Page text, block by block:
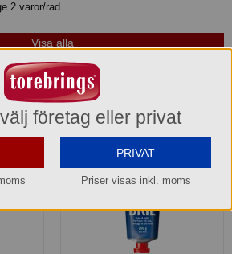
2 varor/rad
din sökning:
företag eller privat
PRIVAT
Priser visas inkl. moms